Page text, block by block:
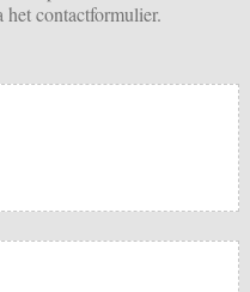
hetcontactformulier.